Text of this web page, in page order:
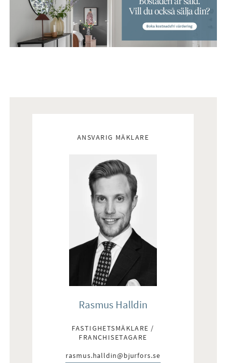
ANSVARIG MÄKLARE
Rasmus Halldin
FASTIGHETSMÄKLARE /
FRANCHISETAGARE
E-post:
rasmus.halldin@bjurfors.se